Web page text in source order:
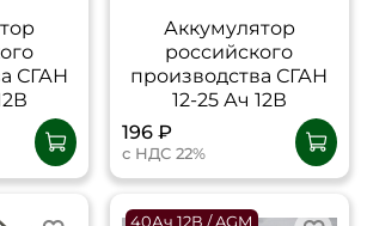
СГАН
Аккумулятор
российского
производства СГАН
12-25 Ач 12В
196 ₽
с НДС 22%
40Ач 12В / AGM